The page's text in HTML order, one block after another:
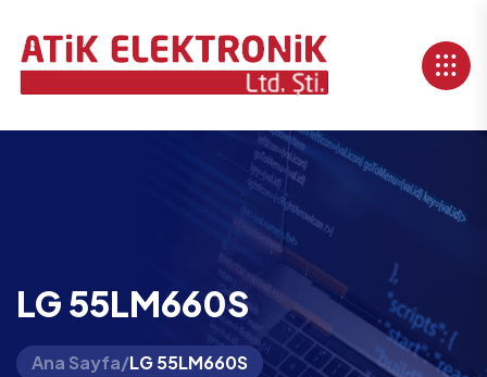
LG 55LM660S
Ana Sayfa/LG 55LM660S